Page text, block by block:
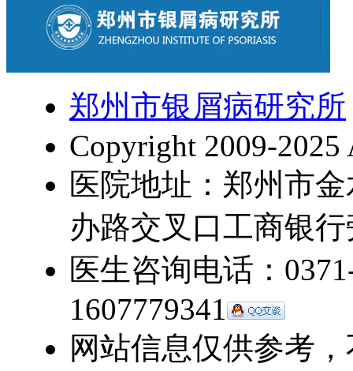
郑州市银屑病研究所
Copyright 2009-2025
医院地址：郑州市
办路交叉口工商银
医生咨询电话：
1607779341
网站信息仅供参考